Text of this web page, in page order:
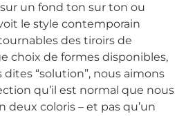
un fond ton sur ton ou
le style contemporain
des tiroirs de
choix de formes disponibles,
“solution”, nous aimons
qu’il est normal que nous
deux coloris – et pas qu’un